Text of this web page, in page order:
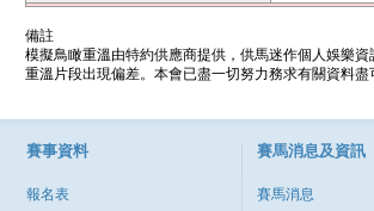
備註
模擬鳥瞰重溫由特約供應商提供，供馬迷作個人娛樂
重溫片段出現偏差。本會已盡一切努力務求有關資料
賽事資料
報名表
賽馬消息及資訊
賽馬消息